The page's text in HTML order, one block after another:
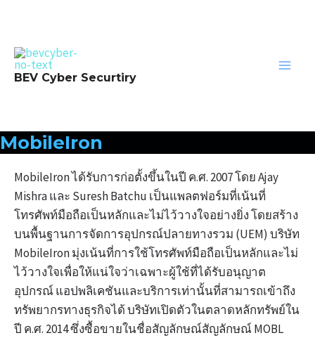
content
BEV Cyber Securtiry
MobileIron
MobileIron ได้รับการก่อตั้งขึ้นในปี ค.ศ. 2007 โดย Ajay
Mishra และ Suresh Batchu เป็นแพลตฟอร์มที่เน้นที่
โทรศัพท์มือถือเป็นหลักและไม่ไว้วางใจอย่างยิ่ง โดยสร้าง
บนพื้นฐานการจัดการอุปกรณ์ปลายทางรวม (UEM) บริษัท
MobileIron มุ่งเน้นที่การใช้โทรศัพท์มือถือเป็นหลักและไม่
ไว้วางใจเพื่อให้แน่ใจว่าเฉพาะผู้ใช้ที่ได้รับอนุญาต
อุปกรณ์ แอปพลิเคชันและบริการเท่านั้นที่สามารถเข้าถึง
ทรัพยากรทางธุรกิจได้ บริษัทเปิดตัวในตลาดหลักทรัพย์ใน
ปี ค.ศ. 2014 ซึ่งซื้อขายในชื่อสัญลักษณ์สัญลักษณ์ MOBL